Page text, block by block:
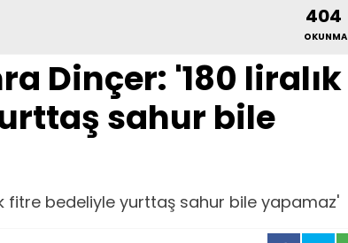
404
OKUNMA
Dinçer: '180 liralık
sahur bile
fitre bedeliyle yurttaş sahur bile yapamaz'